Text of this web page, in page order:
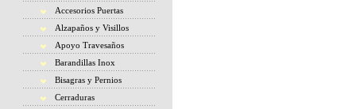
Accesorios Puertas
Alzapaños y Visillos
Apoyo Travesaños
Barandillas Inox
Bisagras y Pernios
Cerraduras